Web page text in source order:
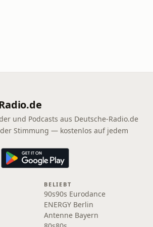
und Podcasts aus Deutsche-Radio.de
Stimmung — kostenlos auf jedem
BELIEBT
90s90s Eurodance
ENERGY Berlin
Antenne Bayern